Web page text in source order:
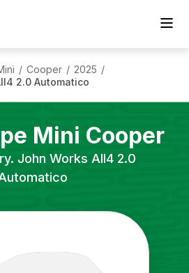
/ Cooper / 2025 /
2.0 Automatico
Mini Cooper
John Works All4 2.0